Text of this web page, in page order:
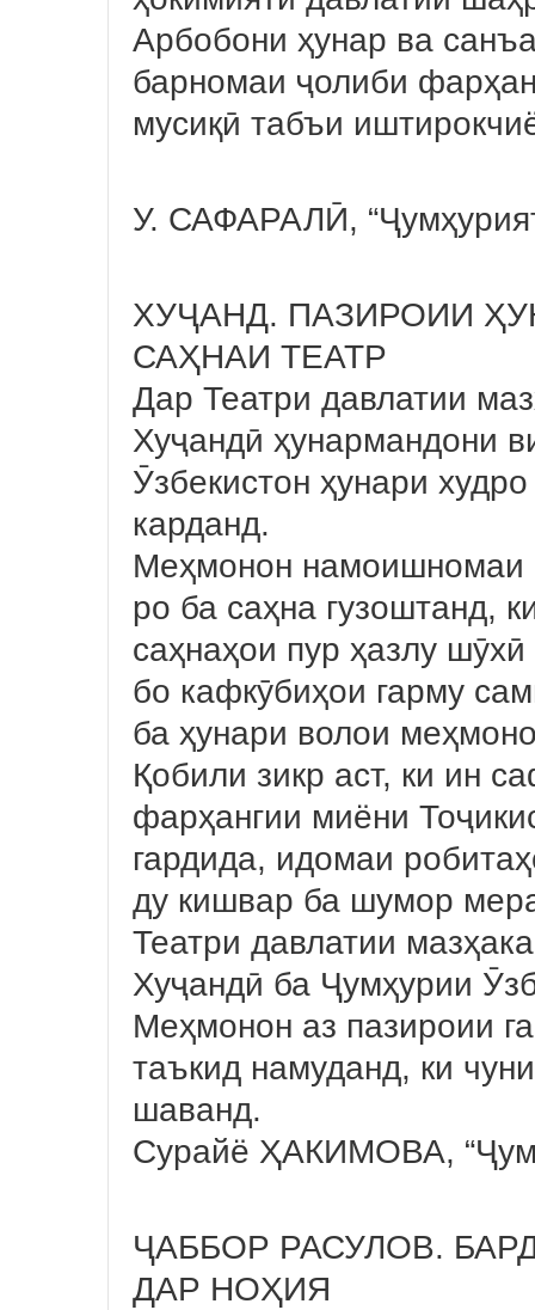
Арбобони ҳунар ва
барномаи ҷолиби
мусиқӣ табъи
У. САФАРАЛӢ,
ХУҶАНД. ПАЗИРОИИ
САҲНАИ ТЕАТР
Дар Театри давлатии
Хуҷандӣ ҳунармандони
Ӯзбекистон ҳунари
карданд.
Меҳмонон намоишномаи
ро ба саҳна гузоштанд,
саҳнаҳои пур ҳазлу
бо кафкӯбиҳои гарму
ба ҳунари волои
Қобили зикр аст, ки ин
фарҳангии миёни
гардида, идомаи
ду кишвар ба шумор
Театри давлатии
Хуҷандӣ ба Ҷумҳурии
Меҳмонон аз пазироии
таъкид намуданд, ки
шаванд.
Сурайё ҲАКИМОВА,
ҶАББОР РАСУЛОВ.
ДАР НОҲИЯ